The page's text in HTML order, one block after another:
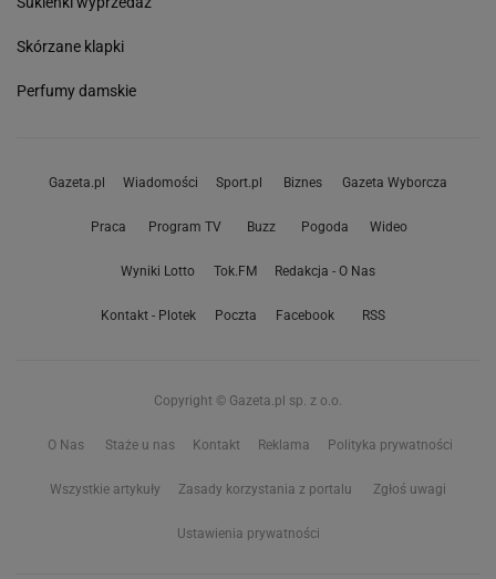
Skórzane klapki
Perfumy damskie
Gazeta.pl Wiadomości Sport.pl Biznes Gazeta Wyborcza
Praca Program TV Buzz Pogoda Wideo
Wyniki Lotto Tok.FM Redakcja - O Nas
Kontakt - Plotek Poczta Facebook RSS
Copyright © Gazeta.pl sp. z o.o.
O Nas Staże u nas Kontakt Reklama Polityka prywatności
Wszystkie artykuły Zasady korzystania z portalu Zgłoś uwagi
Ustawienia prywatności